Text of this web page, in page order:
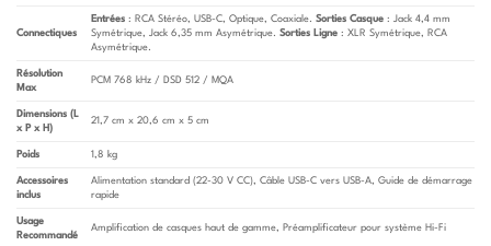
Connectiques
Entrées : RCA Stéréo, USB-C, Optique, Coaxiale.Sorties Casque : Jack 4,4 mm
Symétrique, Jack 6,35 mm Asymétrique.Sorties Ligne : XLR Symétrique, RCA
Asymétrique.
Résolution
Max
PCM 768 kHz / DSD 512 / MQA
Dimensions (L
x P x H)
21,7 cm x 20,6 cm x 5 cm
Poids 1,8 kg
Accessoires
inclus
Alimentation standard (22-30 V CC), Câble USB-C vers USB-A, Guide de démarrage
rapide
Usage
Recommandé
Amplification de casques haut de gamme, Préamplificateur pour système Hi-Fi